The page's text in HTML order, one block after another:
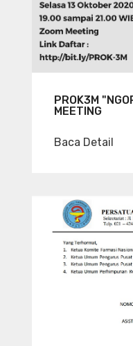
PROK3M
MEETING
Baca Detail